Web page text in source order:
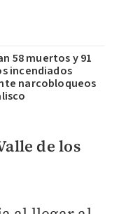
58 muertos y 91
incendiados
narcobloqueos
de los